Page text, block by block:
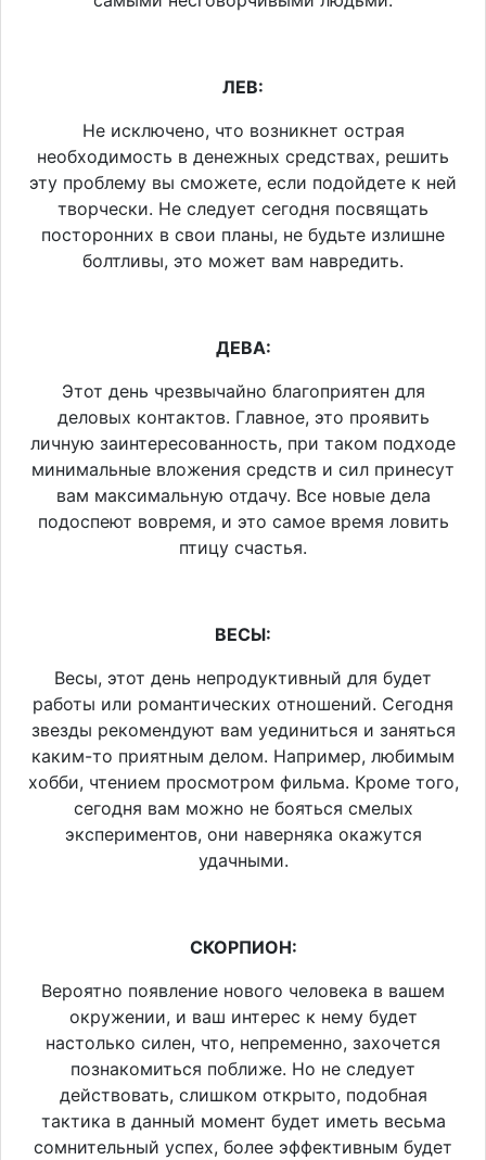
ЛЕВ:
Не исключено, что возникнет острая
необходимость в денежных средствах, решить
эту проблему вы сможете, если подойдете к ней
творчески. Не следует сегодня посвящать
посторонних в свои планы, не будьте излишне
болтливы, это может вам навредить.
ДЕВА:
Этот день чрезвычайно благоприятен для
деловых контактов. Главное, это проявить
личную заинтересованность, при таком подходе
минимальные вложения средств и сил принесут
вам максимальную отдачу. Все новые дела
подоспеют вовремя, и это самое время ловить
птицу счастья.
ВЕСЫ:
Весы, этот день непродуктивный для будет
работы или романтических отношений. Сегодня
звезды рекомендуют вам уединиться и заняться
каким-то приятным делом. Например, любимым
хобби, чтением просмотром фильма. Кроме того,
сегодня вам можно не бояться смелых
экспериментов, они наверняка окажутся
удачными.
СКОРПИОН:
Вероятно появление нового человека в вашем
окружении, и ваш интерес к нему будет
настолько силен, что, непременно, захочется
познакомиться поближе. Но не следует
действовать, слишком открыто, подобная
тактика в данный момент будет иметь весьма
сомнительный успех, более эффективным будет